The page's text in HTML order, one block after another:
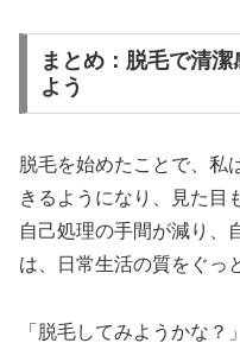
まとめ：脱毛で清
よう
脱毛を始めたことで、私
きるようになり、見た目
自己処理の手間が減り、
は、日常生活の質をぐっ
「脱毛してみようかな